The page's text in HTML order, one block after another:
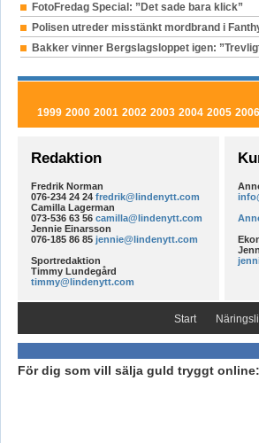
FotoFredag Special: ”Det sade bara klick”
Polisen utreder misstänkt mordbrand i
Bakker vinner Bergslagsloppet igen:
1999 2000 2001 2002 2003 2004 2005 2006
Redaktion
Fredrik Norman
076-234 24 24 fredrik@lindenytt.com
Camilla Lagerman
073-536 63 56 camilla@lindenytt.com
Jennie Einarsson
076-185 86 85 jennie@lindenytt.com
Sportredaktion
Timmy Lundegård
timmy@lindenytt.com
Start
För dig som vill sälja guld tryggt online: